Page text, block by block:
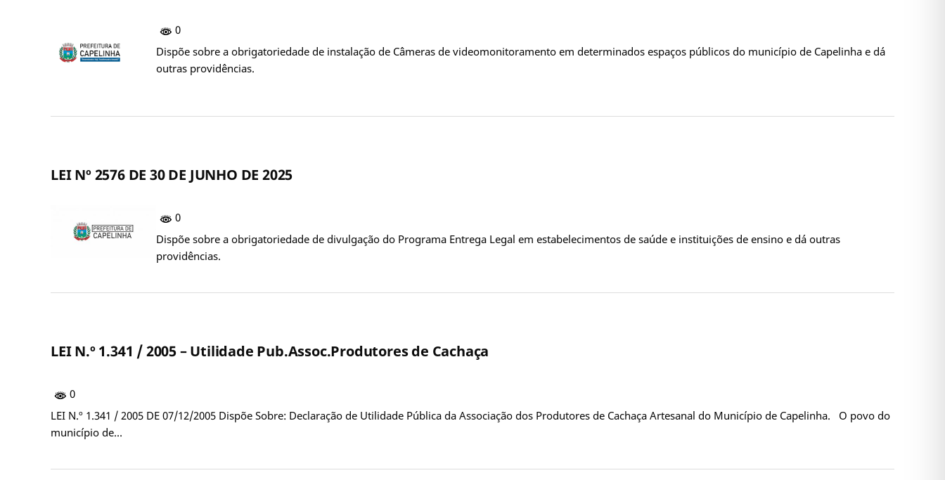
0
Dispõe sobre a obrigatoriedade de instalação de Câmeras de videomonitoramento em determinados espaços públicos do município de Capelinha e dá
outras providências.
LEI Nº 2576 DE 30 DE JUNHO DE 2025
0
Dispõe sobre a obrigatoriedade de divulgação do Programa Entrega Legal em estabelecimentos de saúde e instituições de ensino e dá outras
providências.
LEI N.º 1.341 / 2005 – Utilidade Pub.Assoc.Produtores de Cachaça
0
LEI N.º 1.341 / 2005 DE 07/12/2005 Dispõe Sobre: Declaração de Utilidade Pública da Associação dos Produtores de Cachaça Artesanal do Município de Capelinha. O povo do
município de…